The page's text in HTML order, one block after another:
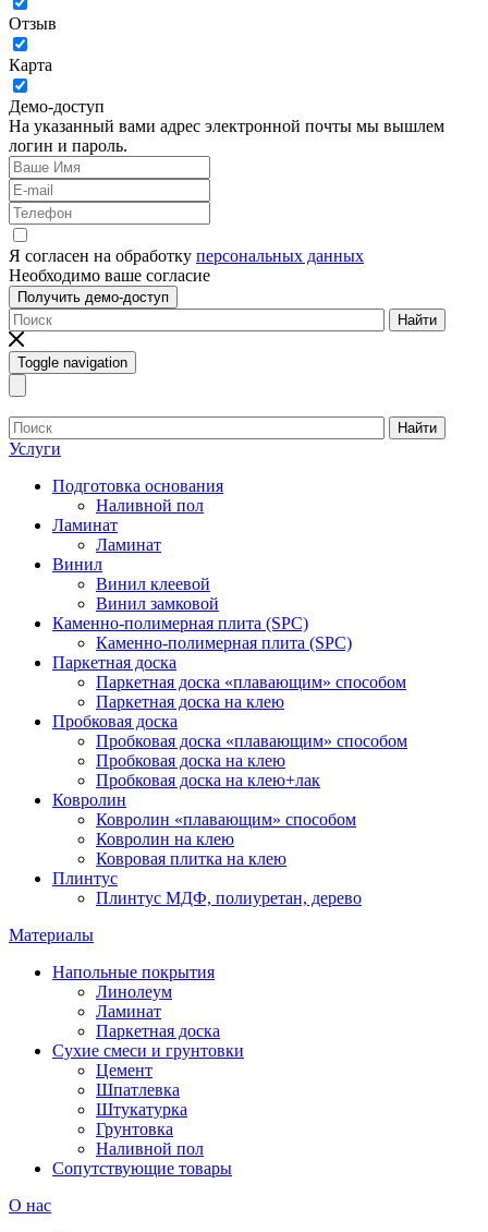
Отзыв
Карта
Демо-доступ
На указанный вами адрес электронной почты мы вышлем
логин и пароль.
Я согласен на обработку персональных данных
Необходимо ваше согласие
Получить демо-доступ
Найти
Toggle navigation
Найти
Услуги
Подготовка основания
Наливной пол
Ламинат
Ламинат
Винил
Винил клеевой
Винил замковой
Каменно-полимерная плита (SPC)
Каменно-полимерная плита (SPC)
Паркетная доска
Паркетная доска «плавающим» способом
Паркетная доска на клею
Пробковая доска
Пробковая доска «плавающим» способом
Пробковая доска на клею
Пробковая доска на клею+лак
Ковролин
Ковролин «плавающим» способом
Ковролин на клею
Ковровая плитка на клею
Плинтус
Плинтус МДФ, полиуретан, дерево
Материалы
Напольные покрытия
Линолеум
Ламинат
Паркетная доска
Сухие смеси и грунтовки
Цемент
Шпатлевка
Штукатурка
Грунтовка
Наливной пол
Сопутствующие товары
О нас